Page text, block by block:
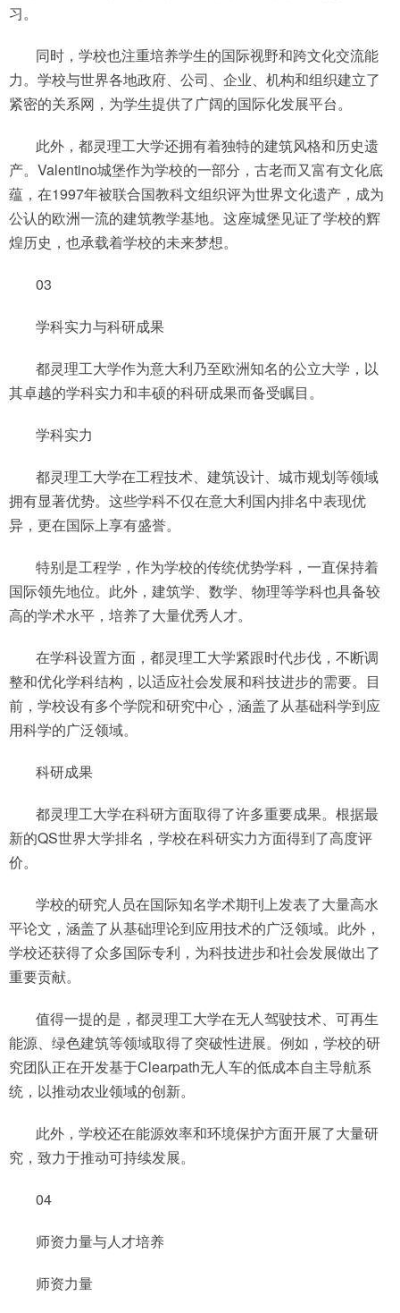
习。
同时，学校也注重培养学生的国际视野和跨文化交流能
力。学校与世界各地政府、公司、企业、机构和组织建立了
紧密的关系网，为学生提供了广阔的国际化发展平台。
此外，都灵理工大学还拥有着独特的建筑风格和历史遗
产。Valentino城堡作为学校的一部分，古老而又富有文化底
蕴，在1997年被联合国教科文组织评为世界文化遗产，成为
公认的欧洲一流的建筑教学基地。这座城堡见证了学校的辉
煌历史，也承载着学校的未来梦想。
03
学科实力与科研成果
都灵理工大学作为意大利乃至欧洲知名的公立大学，以
其卓越的学科实力和丰硕的科研成果而备受瞩目。
学科实力
都灵理工大学在工程技术、建筑设计、城市规划等领域
拥有显著优势。这些学科不仅在意大利国内排名中表现优
异，更在国际上享有盛誉。
特别是工程学，作为学校的传统优势学科，一直保持着
国际领先地位。此外，建筑学、数学、物理等学科也具备较
高的学术水平，培养了大量优秀人才。
在学科设置方面，都灵理工大学紧跟时代步伐，不断调
整和优化学科结构，以适应社会发展和科技进步的需要。目
前，学校设有多个学院和研究中心，涵盖了从基础科学到应
用科学的广泛领域。
科研成果
都灵理工大学在科研方面取得了许多重要成果。根据最
新的QS世界大学排名，学校在科研实力方面得到了高度评
价。
学校的研究人员在国际知名学术期刊上发表了大量高水
平论文，涵盖了从基础理论到应用技术的广泛领域。此外，
学校还获得了众多国际专利，为科技进步和社会发展做出了
重要贡献。
值得一提的是，都灵理工大学在无人驾驶技术、可再生
能源、绿色建筑等领域取得了突破性进展。例如，学校的研
究团队正在开发基于Clearpath无人车的低成本自主导航系
统，以推动农业领域的创新。
此外，学校还在能源效率和环境保护方面开展了大量研
究，致力于推动可持续发展。
04
师资力量与人才培养
师资力量